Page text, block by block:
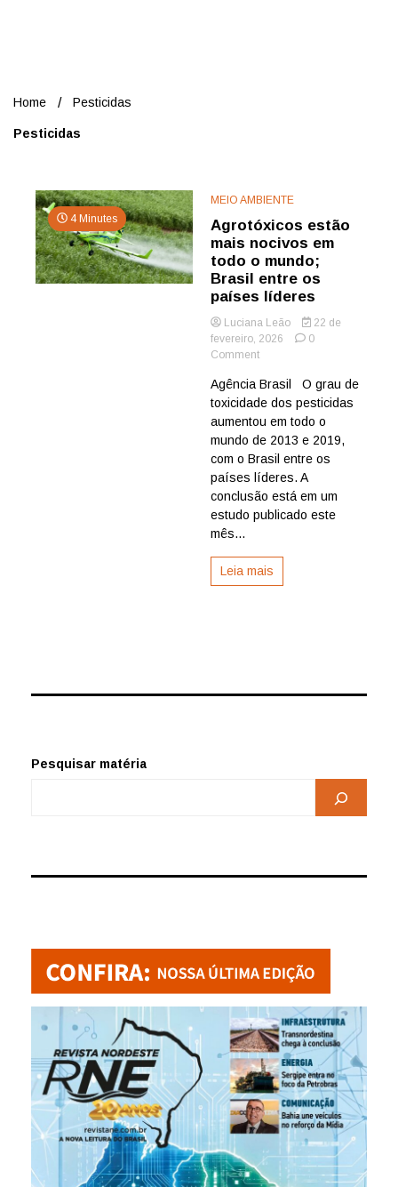
Home Pesticidas
Pesticidas
4 Minutes
MEIO AMBIENTE
Agrotóxicos estão
mais nocivos em
todo o mundo;
Brasil entre os
países líderes
Luciana Leão
22 de
fevereiro, 2026
0
Commenton
estão
mais
nocivos
em
o
mundo;
Brasil
entre
líderes
Agência Brasil O grau de
toxicidade dos pesticidas
aumentou em todo o
mundo de 2013 e 2019,
com o Brasil entre os
países líderes. A
conclusão está em um
estudo publicado este
mês...
Leia mais
Pesquisar matéria